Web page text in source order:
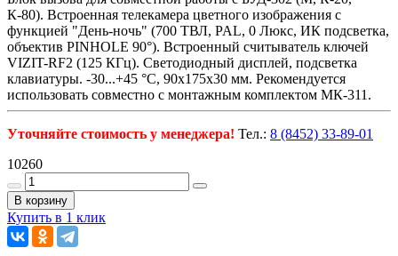
К-80). Встроенная телекамера цветного изображения с
функцией "День-ночь" (700 ТВЛ, PAL, 0 Люкс, ИК подсветка,
объектив PINHOLE 90°). Встроенный считыватель ключей
VIZIT-RF2 (125 КГц). Светодиодный дисплей, подсветка
клавиатуры. -30...+45 °C, 90х175х30 мм. Рекомендуется
использовать совместно с монтажным комплектом МК-311.
Уточняйте стоимость у менеджера! Тел.: 8 (8452) 33-89-01
10260
В корзину
Купить в 1 клик